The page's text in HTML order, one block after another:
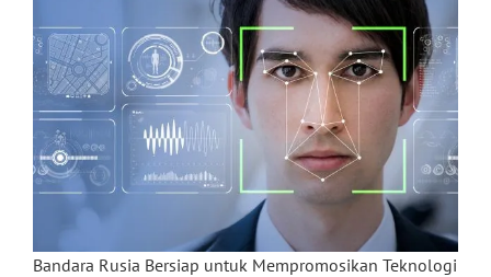
Bandara Rusia Bersiap untuk Mempromosikan Teknologi